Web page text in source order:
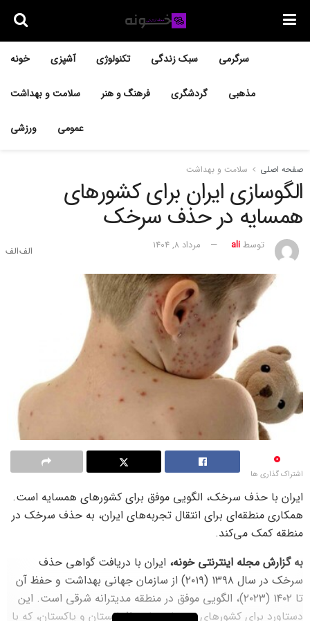
خونه آشپزی تکنولوژی سبک زندگی سرگرمی
سلامت و بهداشت فرهنگ و هنر گردشگری مذهبی
ورزشی عمومی
صفحه اصلی سلامت و بهداشت
الگوسازی ایران برای کشورهای
همسایه در حذف سرخک
توسطali مرداد ۸, ۱۴۰۴
0
اشتراک گذاری ها
ایران با حذف سرخک، الگویی موفق برای کشورهای همسایه است.
همکاری منطقه‌ای برای انتقال تجربه‌های ایران، به حذف سرخک در
منطقه کمک می‌کند.
به گزارش مجله اینترنتی خونه، ایران با دریافت گواهی حذف
سرخک در سال ۱۳۹۸ (۲۰۱۹) از سازمان جهانی بهداشت و حفظ آن
تا ۱۴۰۲ (۲۰۲۳)، الگویی موفق در منطقه مدیترانه شرقی است. این
دستاورد برای کشورهای همسایه مانند افغانستان و پاکستان، که با